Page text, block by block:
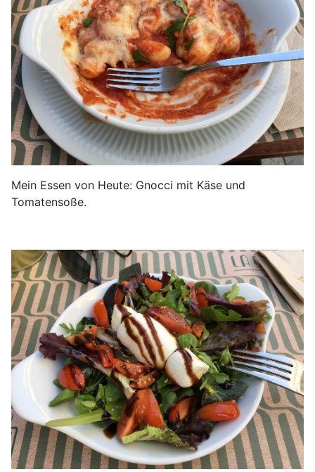
Mein Essen von Heute: Gnocci mit Käse und
Tomatensoße.